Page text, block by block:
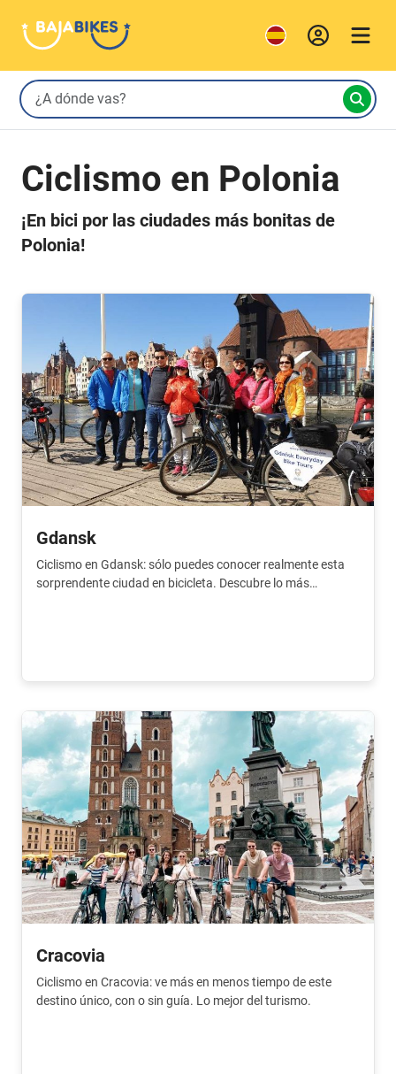
Ciclismo en Polonia
¡En bici por las ciudades más bonitas de
Polonia!
Gdansk
Ciclismo en Gdansk: sólo puedes conocer realmente esta
sorprendente ciudad en bicicleta. Descubre lo más
Cracovia
Ciclismo en Cracovia: ve más en menos tiempo de este
destino único, con o sin guía. Lo mejor del turismo.